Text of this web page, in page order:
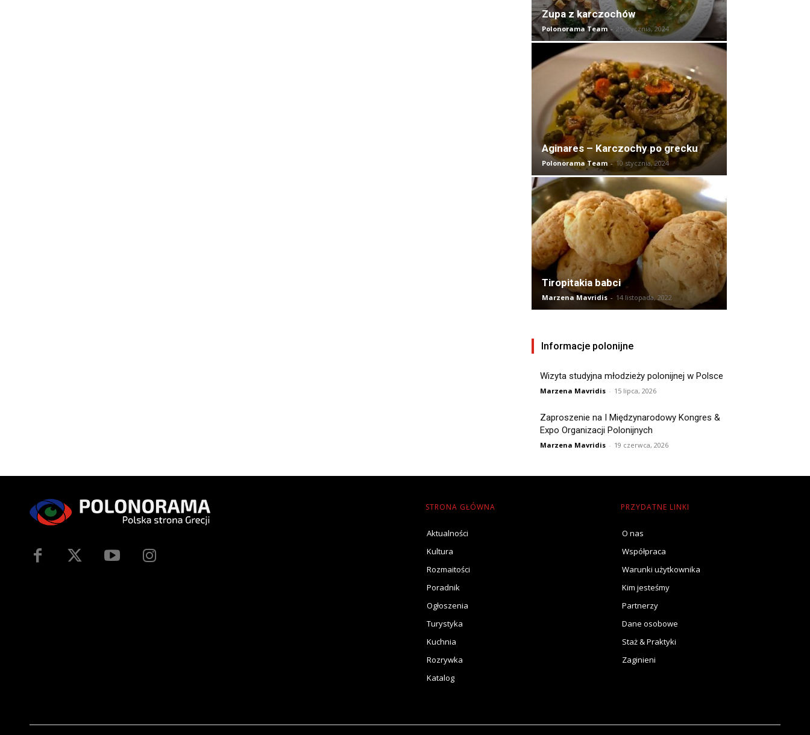
Zupa z karczochów
Polonorama Team - 25 stycznia, 2024
Aginares – Karczochy po grecku
Polonorama Team - 10 stycznia, 2024
Tiropitakia babci
Marzena Mavridis - 14 listopada, 2022
Informacje polonijne
Wizyta studyjna młodzieży polonijnej w Polsce
Marzena Mavridis - 15 lipca, 2026
Zaproszenie na I Międzynarodowy Kongres &
Expo Organizacji Polonijnych
Marzena Mavridis - 19 czerwca, 2026
STRONA GŁÓWNA
Aktualności
Kultura
Rozmaitości
Poradnik
Ogłoszenia
Turystyka
Kuchnia
Rozrywka
Katalog
PRZYDATNE LINKI
O nas
Współpraca
Warunki użytkownika
Kim jesteśmy
Partnerzy
Dane osobowe
Staż & Praktyki
Zaginieni